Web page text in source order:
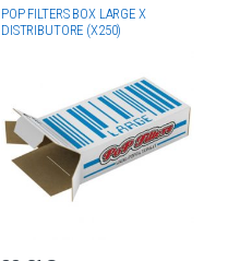
ACCESSORI PER FUMATORI
ASTUCCI PER DISTRIBUTORE
POP FILTERS BOX LARGE X
DISTRIBUTORE (X250)